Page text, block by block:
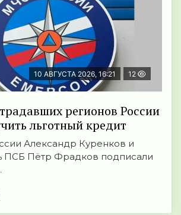
10 АВГУСТА 2026, 16:21 12
регионов России
льготный кредит
Александр Куренков и
ПСБ Пётр Фрадков подписали